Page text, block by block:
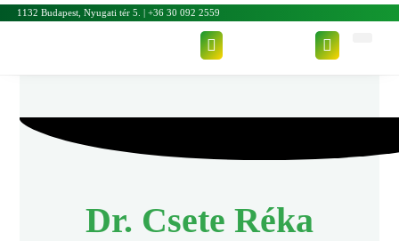
1132 Budapest, Nyugati tér 5. | +36 30 092 2559
Dr. Csete Réka